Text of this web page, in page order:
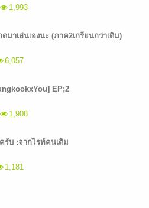
1,993
มาเล่นเองนะ (ภาค2เกรียนกว่าเดิม)
6,057
EP;2
1,908
บ :จากไรท์คนเดิม
1,181